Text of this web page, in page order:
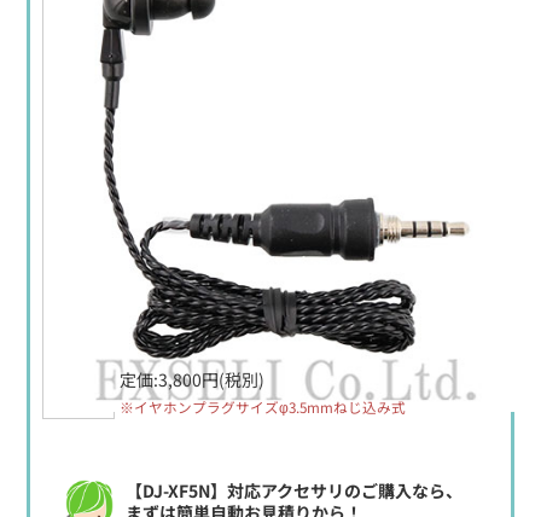
定価:3,800円(税別)
※イヤホンプラグサイズφ3.5mmねじ込み式
【DJ-XF5N】対応アクセサリのご購入なら、
まずは簡単自動お見積りから！